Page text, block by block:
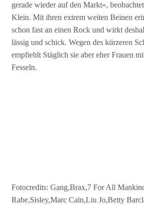
gerade wieder auf den Markt»,
Klein. Mit ihren extrem weiten Beinen
schon fast an einen Rock und wirkt
lässig und schick. Wegen des kürzeren
empfiehlt Stäglich sie aber eher Frauen
Fesseln.
Fotocredits: Gang,Brax,7 For All
Rabe,Sisley,Marc Cain,Liu Jo,Betty